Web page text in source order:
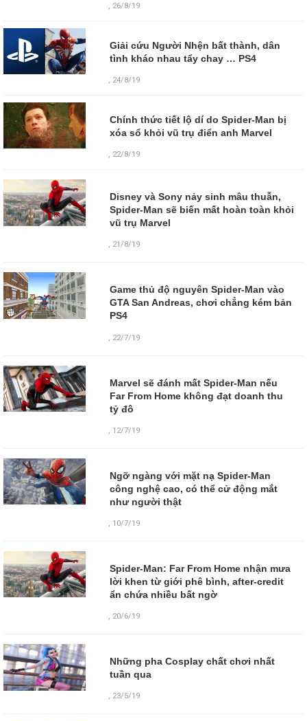
, 26/8/19
Giải cứu Người Nhện bất thành, dân
tình kháo nhau tẩy chay … PS4
, 24/8/19
Chính thức tiết lộ dí do Spider-Man bị
xóa sổ khỏi vũ trụ điển anh Marvel
, 22/8/19
Disney và Sony nảy sinh mâu thuẫn,
Spider-Man sẽ biến mất hoàn toàn khỏi
vũ trụ Marvel
, 21/8/19
Game thủ độ nguyên Spider-Man vào
GTA San Andreas, chơi chẳng kém bản
PS4
22/7/19
Marvel sẽ đánh mất Spider-Man nếu
Far From Home không đạt doanh thu
tỷ đô
, 12/7/19
Ngỡ ngàng với mặt nạ Spider-Man
công nghệ cao, có thể cử động mắt
như người thật
, 10/7/19
Spider-Man: Far From Home nhận mưa
lời khen từ giới phê bình, after-credit
ẩn chứa nhiều bất ngờ
, 20/6/19
Những pha Cosplay chất chơi nhất
tuần qua
, 23/5/19